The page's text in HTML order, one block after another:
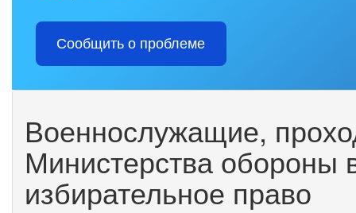
Сообщить о проблеме
Военнослужащие,
Министерства обороны
избирательное право